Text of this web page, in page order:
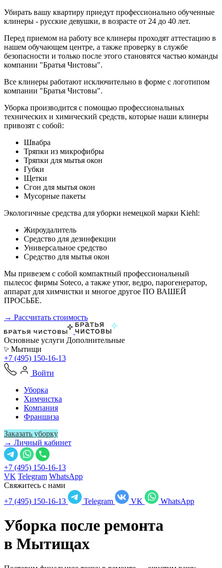
Убирать вашу квартиру приедут профессионально обученные
клинеры - русские девушки, в возрасте от 24 до 40 лет.
Перед приемом на работу все клинеры проходят аттестацию в
нашем обучающем центре, а также проверку в службе
безопасности и только после этого становятся частью команды
компании "Братья Чистовы".
Все клинеры работают исключительно в форме с логотипом
компании "Братья Чистовы".
Уборка производится с помощью профессиональных
технических и химический средств, которые наши клинеры
привозят с собой:
Швабра
Тряпки из микрофибры
Тряпки для мытья окон
Губки
Щетки
Сгон для мытья окон
Мусорные пакеты
Экологичные средства для уборки немецкой марки Kiehl:
Жироудалитель
Средство для дезинфекции
Универсальное средство
Средство для мытья окон
Мы привезем с собой компактный профессиональный
пылесос фирмы Soteco, а также утюг, ведро, парогенератор,
аппарат для химчистки и многое другое ПО ВАШЕЙ
ПРОСЬБЕ.
→ Рассчитать стоимость
Основные услуги Дополнительные
Мытищи
+7 (495) 150-16-13
Войти
Уборка
Химчистка
Компания
Франшиза
Заказать уборку
→ Личный кабинет
+7 (495) 150-16-13
VK Telegram WhatsApp
Свяжитесь с нами
+7 (495) 150-16-13
Telegram VK WhatsApp
Уборка после ремонта
в Мытищах